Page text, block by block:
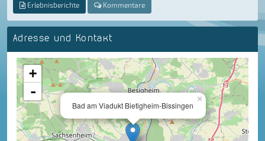
Erlebnisberichte Kommentare
Adresse und Kontakt
×
Bad am Viadukt Bietigheim-Bissingen
+
-